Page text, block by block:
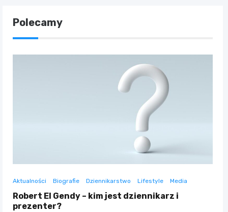
Polecamy
Aktualności Biografie Dziennikarstwo Lifestyle Media
Robert El Gendy – kim jest dziennikarz i
prezenter?